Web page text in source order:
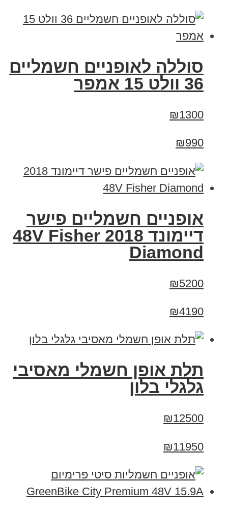
סוללה לאופניים חשמליים
36 וולט 15 אמפר
₪1300
₪990
אופניים חשמליים פישר
דיימונד 2018 48V Fisher
Diamond
₪5200
₪4190
תלת אופן חשמלי מאסיבי
גלגלי בלון
₪12500
₪11950